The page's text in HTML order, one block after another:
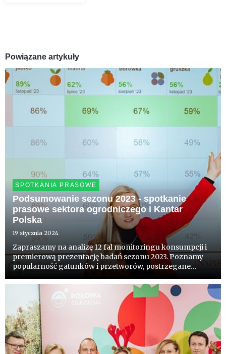
Powiązane artykuły
SPOTKANIA PRASOWE
Podsumowanie sezonu 2023 - spotkanie
prasowe sektora ogrodniczego i Kantar
Polska
19 stycznia 2024
Zapraszamy na analizę 12 fal monitoringu konsumpcji i
premierową prezentację badań sezonu 2023. Poznamy
popularność gatunków i przetworów, postrzegane
zalecanego spożycia oraz powody niejedzenia owoców i
warzyw. Wśród rekomend...